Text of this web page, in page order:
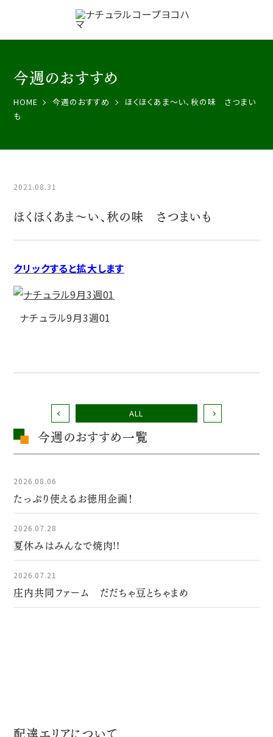
今週のおすすめ
HOME 今週のおすすめ
ほくほくあま〜い、秋の味 さつまい
も
2021.08.31
ほくほくあま〜い、秋の味 さつまいも
クリックすると拡大します
ナチュラル9月3週01
ALL
今週のおすすめ一覧
2026.08.06
たっぷり使えるお徳用企画！
2026.07.28
夏休みはみんなで焼肉!!
2026.07.21
庄内共同ファーム だだちゃ豆とちゃまめ
配達エリアについて